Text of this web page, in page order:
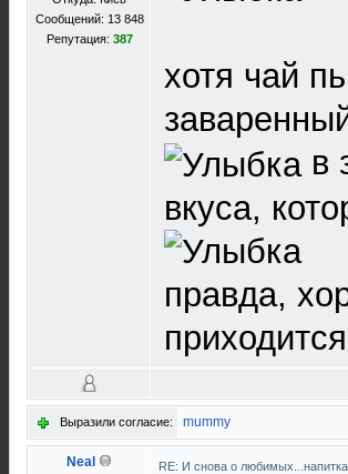
Сообщений: 13 848
Репутация: 387
хотя чай
в
вкуса,
правда,
Выразили согласие: mummy
Neal RE: И снова о